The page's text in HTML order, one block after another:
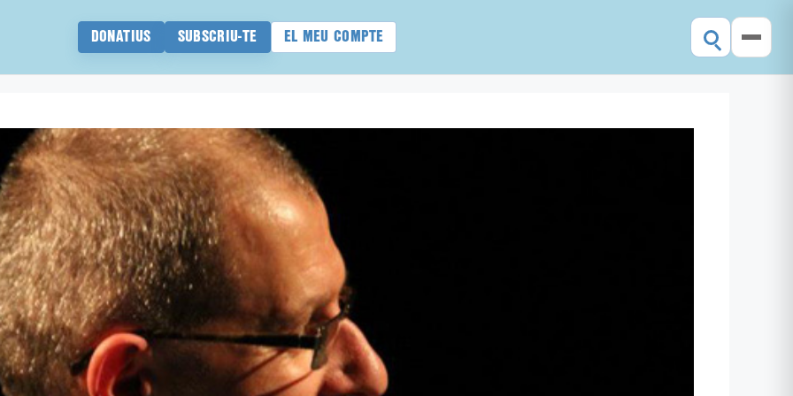
DONATIUS SUBSCRIU-TE EL MEU COMPTE